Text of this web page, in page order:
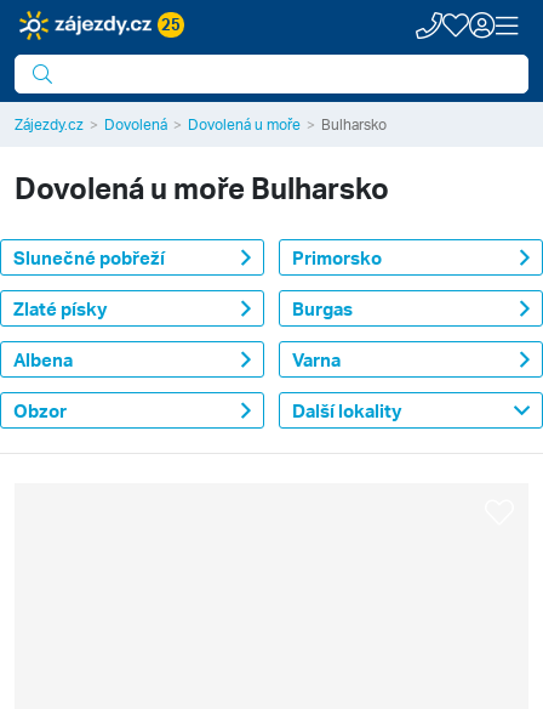
25
Zájezdy.cz Dovolená Dovolená u moře Bulharsko
Dovolená u mořeBulharsko
Slunečné pobřeží Primorsko
Zlaté písky Burgas
Albena Varna
Obzor Další lokality